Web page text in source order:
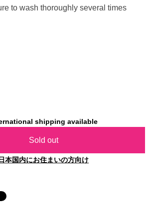
to wash thoroughly several times
shipping available
Sold out
日本国内にお住まいの方向け